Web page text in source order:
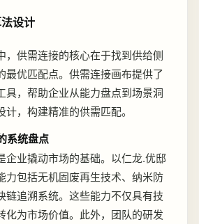
设计
，供需连接的核心在于找到供给侧
最优匹配点。供需连接画布提供了
具，帮助企业从能力盘点到场景洞
，构建精准的供需匹配。
系统盘点
企业撬动市场的基础。以仁龙.优邸
力包括无机固废再生技术、纳米防
链追溯系统。这些能力不仅具有技
化为市场价值。此外，团队的研发